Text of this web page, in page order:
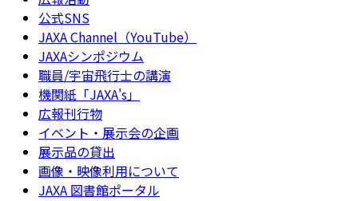
公式SNS
JAXA Channel（YouTube）
JAXAシンポジウム
職員/宇宙飛行士の講演
機関紙「JAXA's」
広報刊行物
イベント・展示会の企画
展示品の貸出
画像・映像利用について
JAXA 図書館ポータル